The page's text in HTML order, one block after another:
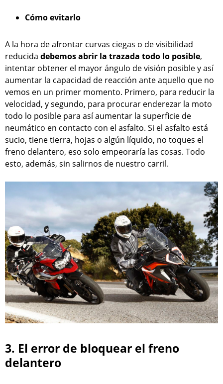
Cómo evitarlo
A la hora de afrontar curvas ciegas o de visibilidad
reducida debemos abrir la trazada todo lo posible,
intentar obtener el mayor ángulo de visión posible y así
aumentar la capacidad de reacción ante aquello que no
vemos en un primer momento. Primero, para reducir la
velocidad, y segundo, para procurar enderezar la moto
todo lo posible para así aumentar la superficie de
neumático en contacto con el asfalto. Si el asfalto está
sucio, tiene tierra, hojas o algún líquido, no toques el
freno delantero, eso solo empeoraría las cosas. Todo
esto, además, sin salirnos de nuestro carril.
3. El error de bloquear el freno
delantero